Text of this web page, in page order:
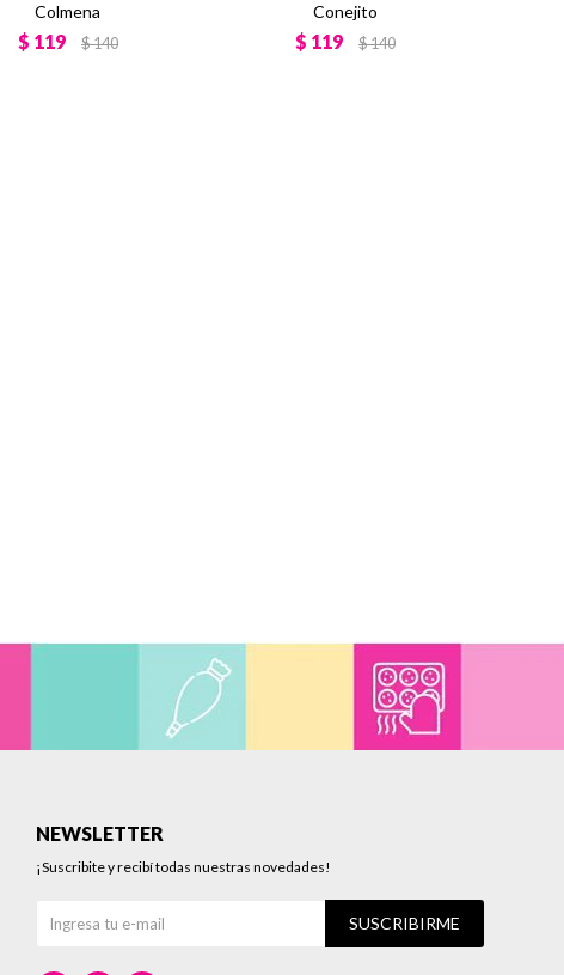
Colmena
$ 119 $140
Conejito
$ 119 $140
NEWSLETTER
¡Suscribite y recibí todas nuestras novedades!
SUSCRIBIRME